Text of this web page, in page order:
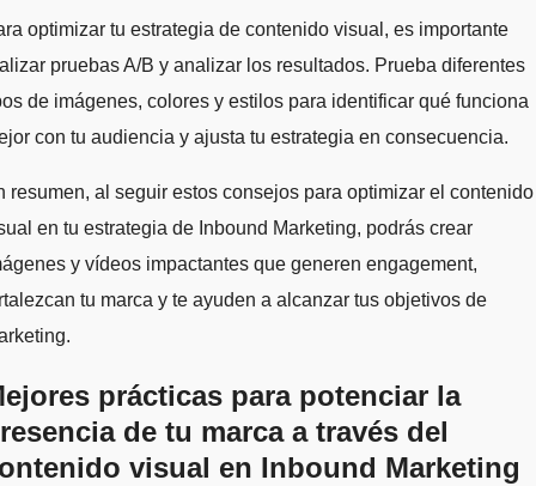
optimizar tu estrategia de contenido visual, es importante
pruebas A/B y analizar los resultados. Prueba diferentes
de imágenes, colores y estilos para identificar qué funciona
con tu audiencia y ajusta tu estrategia en consecuencia.
resumen, al seguir estos consejos para optimizar el contenido
en tu estrategia de Inbound Marketing, podrás crear
y vídeos impactantes que generen engagement,
tu marca y te ayuden a alcanzar tus objetivos de
prácticas para potenciar la
de tu marca a través del
visual en Inbound Marketing